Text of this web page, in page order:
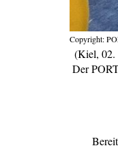
Copyright:
(Kiel, 02.
Der